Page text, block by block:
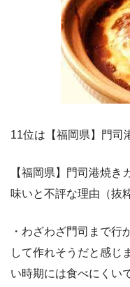
11位は【福岡県】門司
【福岡県】門司港焼
味いと不評な理由（抜
・わざわざ門司まで行
して作れそうだと感じ
い時期には食べにくい